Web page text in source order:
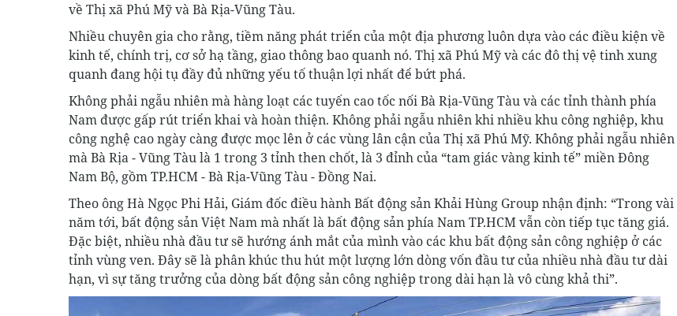
về Thị xã Phú Mỹ và Bà Rịa-Vũng Tàu.
Nhiều chuyên gia cho rằng, tiềm năng phát triển của một địa phương luôn dựa vào các điều kiện về
kinh tế, chính trị, cơ sở hạ tầng, giao thông bao quanh nó. Thị xã Phú Mỹ và các đô thị vệ tinh xung
quanh đang hội tụ đầy đủ những yếu tố thuận lợi nhất để bứt phá.
Không phải ngẫu nhiên mà hàng loạt các tuyến cao tốc nối Bà Rịa-Vũng Tàu và các tỉnh thành phía
Nam được gấp rút triển khai và hoàn thiện. Không phải ngẫu nhiên khi nhiều khu công nghiệp, khu
công nghệ cao ngày càng được mọc lên ở các vùng lân cận của Thị xã Phú Mỹ. Không phải ngẫu nhiên
mà Bà Rịa - Vũng Tàu là 1 trong 3 tỉnh then chốt, là 3 đỉnh của “tam giác vàng kinh tế” miền Đông
Nam Bộ, gồm TP.HCM - Bà Rịa-Vũng Tàu - Đồng Nai.
Theo ông Hà Ngọc Phi Hải, Giám đốc điều hành Bất động sản Khải Hùng Group nhận định: “Trong vài
năm tới, bất động sản Việt Nam mà nhất là bất động sản phía Nam TP.HCM vẫn còn tiếp tục tăng giá.
Đặc biệt, nhiều nhà đầu tư sẽ hướng ánh mắt của mình vào các khu bất động sản công nghiệp ở các
tỉnh vùng ven. Đây sẽ là phân khúc thu hút một lượng lớn dòng vốn đầu tư của nhiều nhà đầu tư dài
hạn, vì sự tăng trưởng của dòng bất động sản công nghiệp trong dài hạn là vô cùng khả thi”.